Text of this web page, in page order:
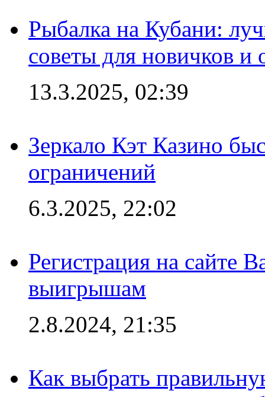
Рыбалка на Кубани:
советы для новичков
13.3.2025, 02:39
Зеркало Кэт Казино
ограничений
6.3.2025, 22:02
Регистрация на сайте
выигрышам
2.8.2024, 21:35
Как выбрать